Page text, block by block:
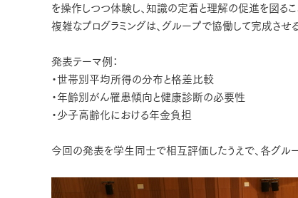
を操作しつつ体験し、知識の定着と理解の促進を図る
複雑なプログラミングは、グループで協働して完成さ
発表テーマ例：
・世帯別平均所得の分布と格差比較
・年齢別がん罹患傾向と健康診断の必要性
・少子高齢化における年金負担
今回の発表を学生同士で相互評価したうえで、各グル